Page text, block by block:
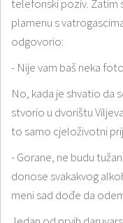
telefonski poziv. Zatim
plamenu s
odgovorio:
- Nije vam baš neka
No, kada je shvatio da
stvorio u dvorištu
to samo cjeloživotni
- Gorane, ne budu
donose svakakvog
meni sad dođe da